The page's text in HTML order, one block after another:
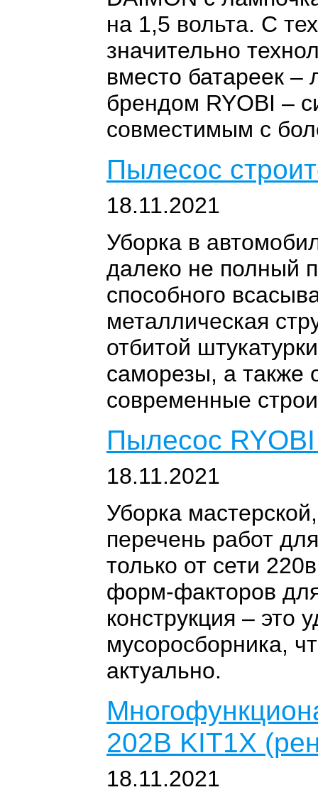
на 1,5 вольта. С
значительно
вместо батареек –
брендом RYOBI –
совместимым с
Пылесос
18.11.2021
Уборка в
далеко не полный
способного
металлическая
отбитой
саморезы, а также
современные
Пылесос
18.11.2021
Уборка
перечень работ
только от сети
форм-факторов
конструкция – это
мусоросборника,
актуально.
202B KIT1X
18.11.2021